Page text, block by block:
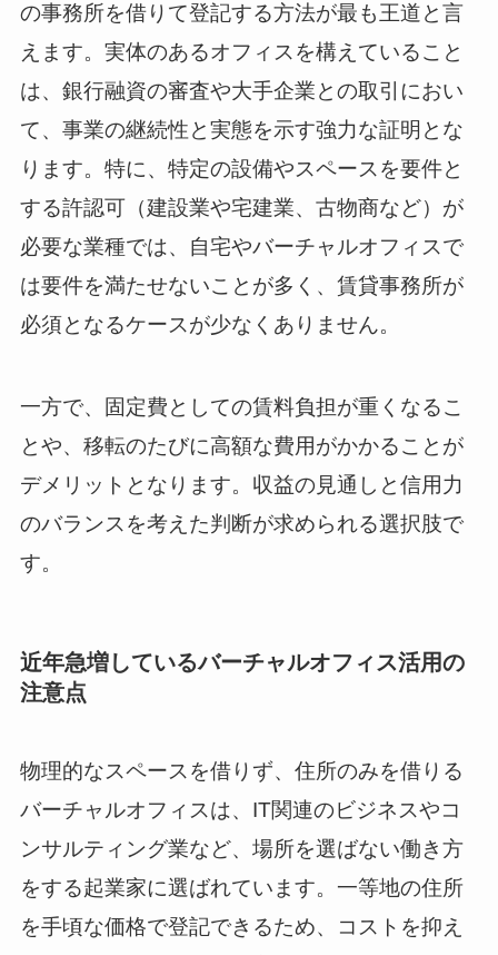
の事務所を借りて登記する方法が最も王道と言
えます。実体のあるオフィスを構えていること
は、銀行融資の審査や大手企業との取引におい
て、事業の継続性と実態を示す強力な証明とな
ります。特に、特定の設備やスペースを要件と
する許認可（建設業や宅建業、古物商など）が
必要な業種では、自宅やバーチャルオフィスで
は要件を満たせないことが多く、賃貸事務所が
必須となるケースが少なくありません。
一方で、固定費としての賃料負担が重くなるこ
とや、移転のたびに高額な費用がかかることが
デメリットとなります。収益の見通しと信用力
のバランスを考えた判断が求められる選択肢で
す。
近年急増しているバーチャルオフィス活用の
注意点
物理的なスペースを借りず、住所のみを借りる
バーチャルオフィスは、IT関連のビジネスやコ
ンサルティング業など、場所を選ばない働き方
をする起業家に選ばれています。一等地の住所
を手頃な価格で登記できるため、コストを抑え